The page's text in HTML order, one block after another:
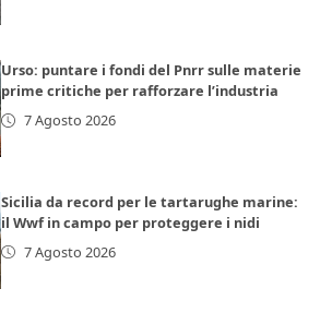
Urso: puntare i fondi del Pnrr sulle materie
prime critiche per rafforzare l’industria
7 Agosto 2026
Sicilia da record per le tartarughe marine:
il Wwf in campo per proteggere i nidi
7 Agosto 2026